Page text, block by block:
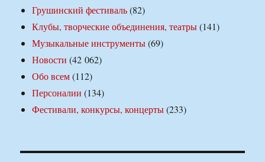
Грушинский фестиваль(82)
Клубы, творческие объединения, театры(141)
Музыкальные инструменты(69)
Новости (42 062)
Обо всем(112)
Персоналии (134)
Фестивали, конкурсы, концерты(233)